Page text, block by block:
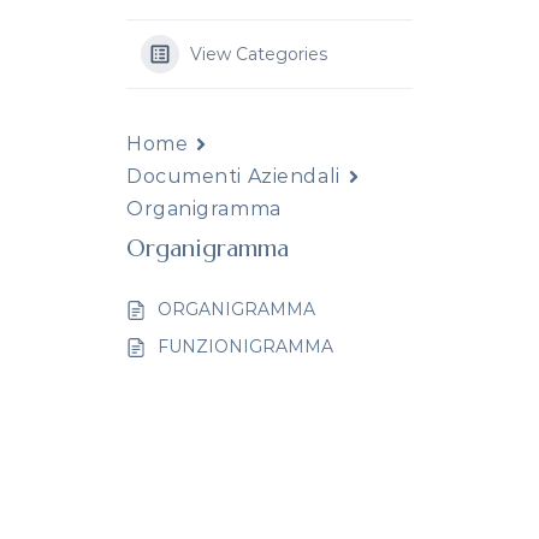
View Categories
Home
Documenti Aziendali
Organigramma
Organigramma
ORGANIGRAMMA
FUNZIONIGRAMMA